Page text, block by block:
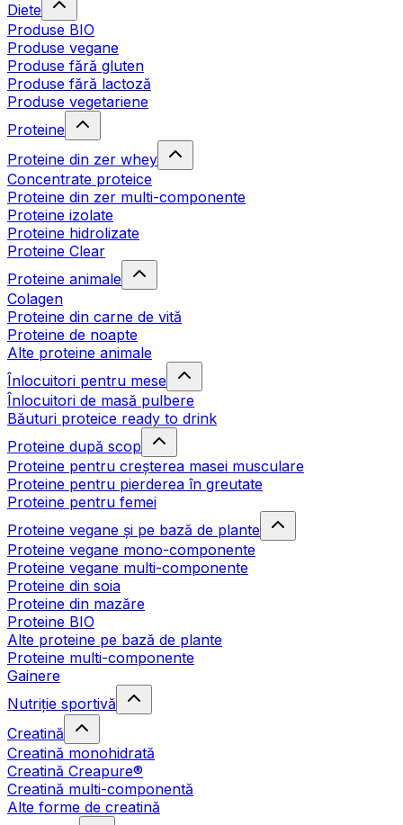
Diete
Produse BIO
Produse vegane
Produse fără gluten
Produse fără lactoză
Produse vegetariene
Proteine
Proteine din zer whey
Concentrate proteice
Proteine din zer multi-componente
Proteine izolate
Proteine hidrolizate
Proteine Clear
Proteine animale
Colagen
Proteine din carne de vită
Proteine de noapte
Alte proteine animale
Înlocuitori pentru mese
Înlocuitori de masă pulbere
Băuturi proteice ready to drink
Proteine după scop
Proteine pentru creșterea masei musculare
Proteine pentru pierderea în greutate
Proteine pentru femei
Proteine vegane și pe bază de plante
Proteine vegane mono-componente
Proteine vegane multi-componente
Proteine din soia
Proteine din mazăre
Proteine BIO
Alte proteine pe bază de plante
Proteine multi-componente
Gainere
Nutriție sportivă
Creatină
Creatină monohidrată
Creatină Creapure®
Creatină multi-componentă
Alte forme de creatină